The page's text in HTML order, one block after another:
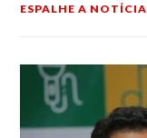
ESPALHE A NOTÍCIA